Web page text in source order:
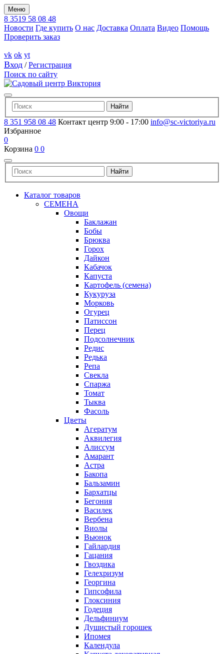
Меню
8 3519 58 08 48
Новости Где купить О нас Доставка Оплата Видео Помощь
Проверить заказ
vk ok yt
Вход /Регистрация
Поиск по сайту
8 351 958 08 48 Контакт центр 9:00 - 17:00 info@sc-victoriya.ru
Избранное
0
Корзина 0 0
Каталог товаров
СЕМЕНА
Овощи
Баклажан
Бобы
Брюква
Горох
Дайкон
Кабачок
Капуста
Картофель (семена)
Кукуруза
Морковь
Огурец
Патиссон
Перец
Подсолнечник
Редис
Редька
Репа
Свекла
Спаржа
Томат
Тыква
Фасоль
Цветы
Агератум
Аквилегия
Алиссум
Амарант
Астра
Бакопа
Бальзамин
Бархатцы
Бегония
Василек
Вербена
Виолы
Вьюнок
Гайлардия
Гацания
Гвоздика
Гелехризум
Георгина
Гипсофила
Глоксиния
Годеция
Дельфиниум
Душистый горошек
Ипомея
Календула